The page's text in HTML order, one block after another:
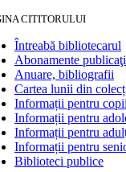
CITITORULUI
Întreabă bibliotecarul
Abonamente
Anuare, bibliografii
Cartea lunii din
Informații pentru copii
Informații pentru
Informații pentru
Informații pentru
Biblioteci publice